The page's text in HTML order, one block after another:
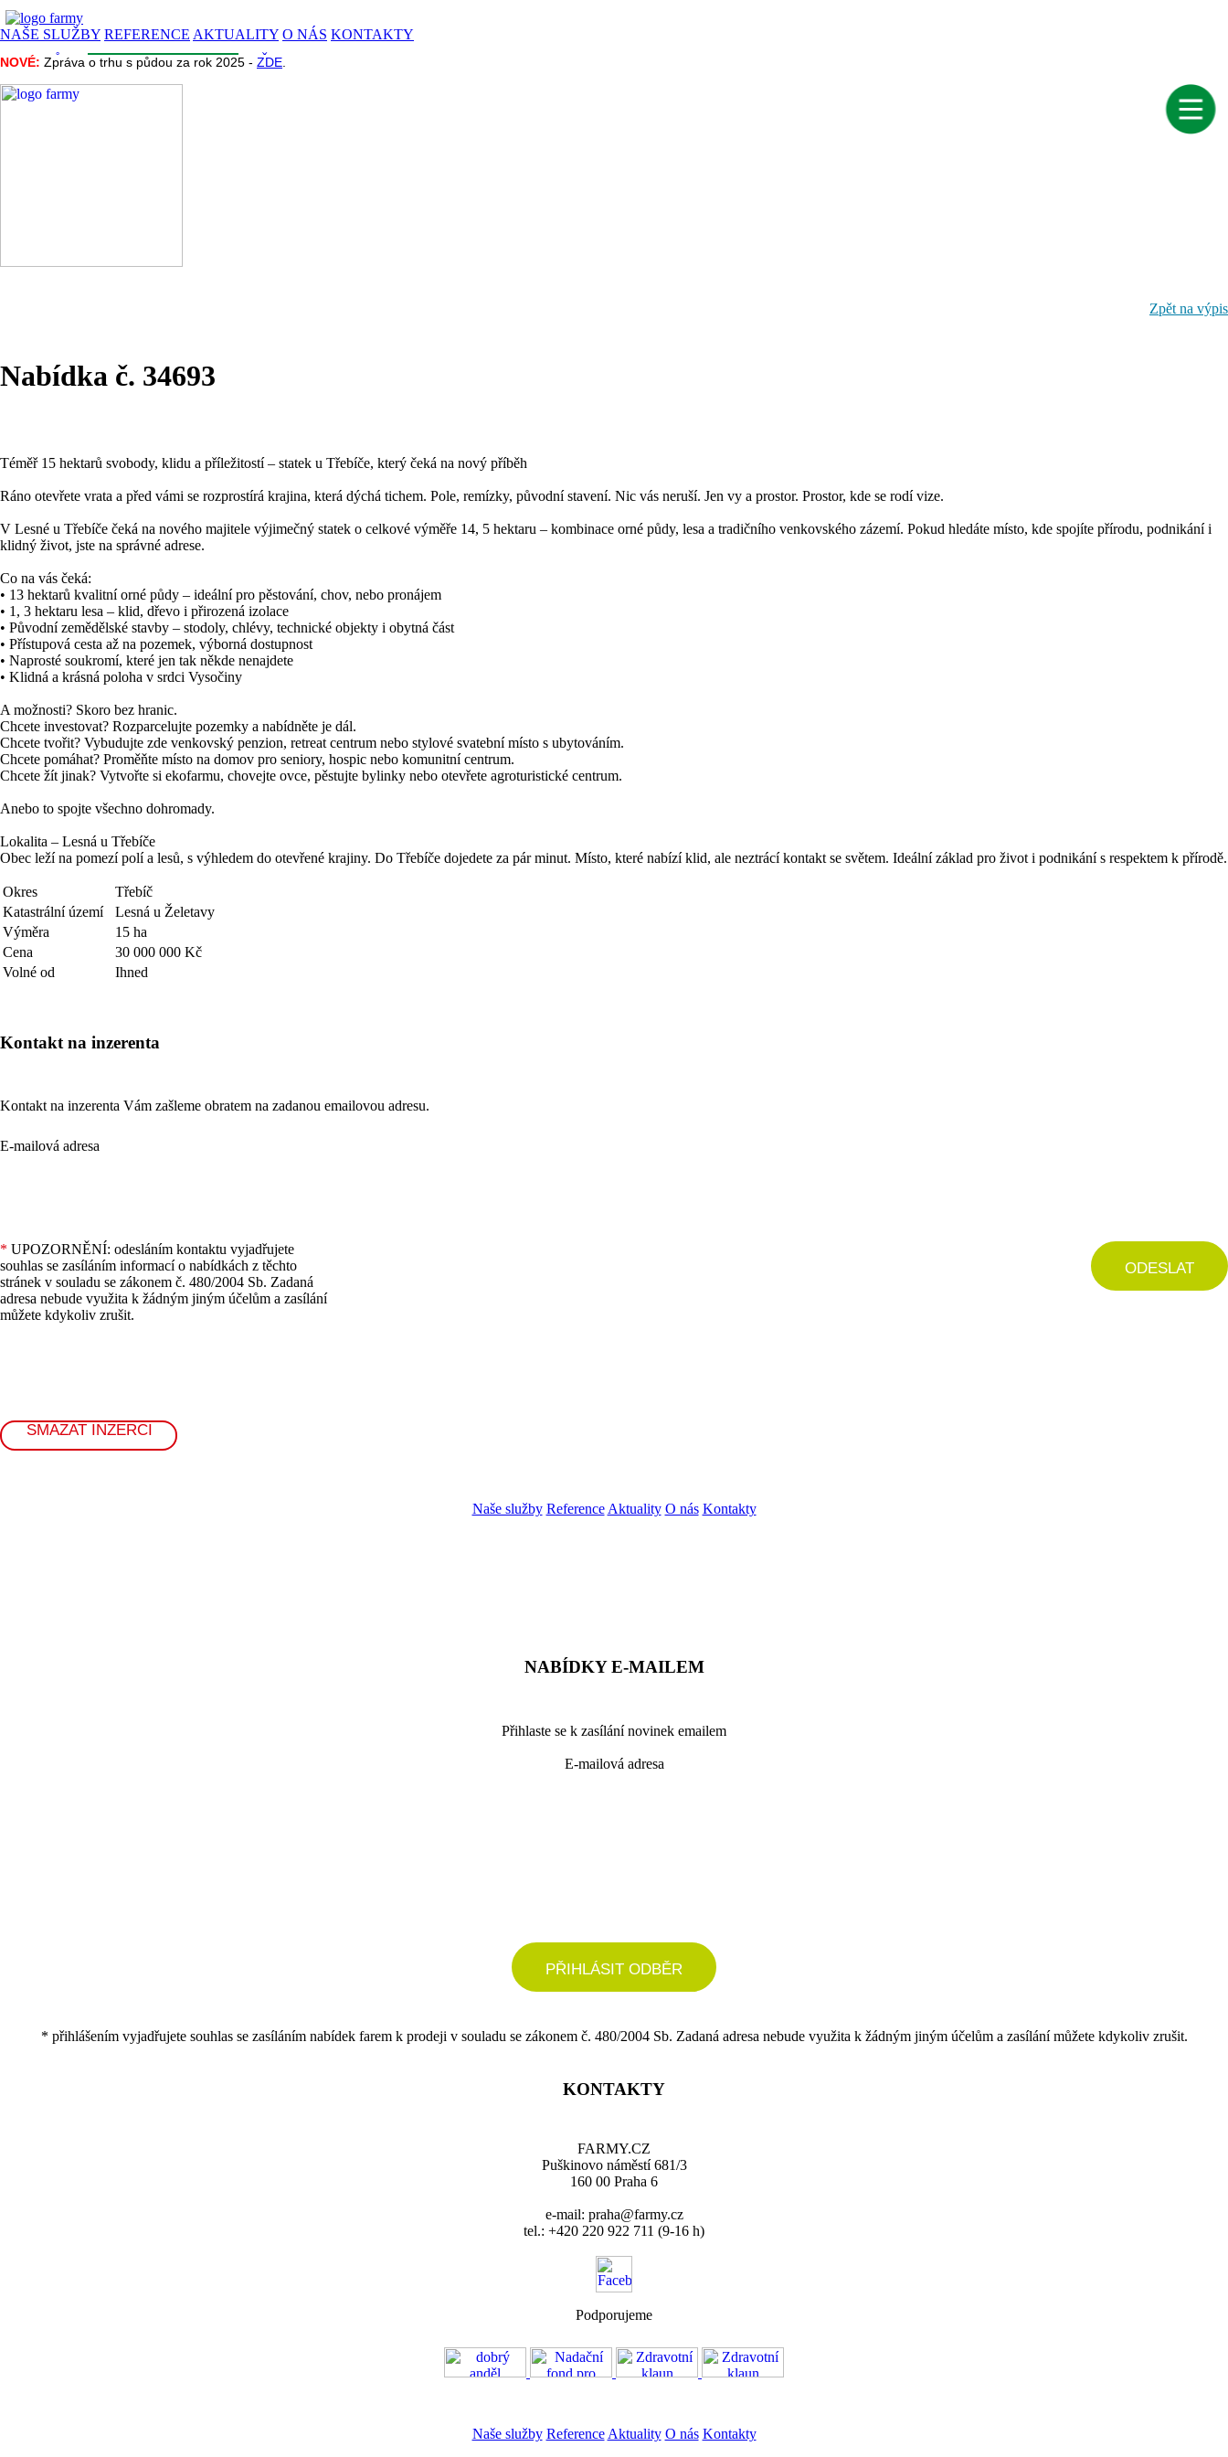
NAŠE SLUŽBY REFERENCE AKTUALITY O NÁS KONTAKTY
NOVÉ: Zpráva o trhu s půdou za rok 2025 - ZDE
CENA PŮDY INZERCEINFORMACENAŠE PROJEKTY
NOVÉ: Zpráva o trhu s půdou za rok 2025 - ZDE
Zpět na výpis
Nabídka č. 34693
Téměř 15 hektarů svobody, klidu a příležitostí – statek u Třebíče, který čeká na nový příběh
Ráno otevřete vrata a před vámi se rozprostírá krajina, která dýchá tichem. Pole, remízky, původní stavení. Nic vás neruší. Jen vy a prostor. Prostor, kde se rodí vize.
V Lesné u Třebíče čeká na nového majitele výjimečný statek o celkové výměře 14, 5 hektaru – kombinace orné půdy, lesa a tradičního venkovského zázemí. Pokud hledáte místo, kde spojíte přírodu, podnikání i
klidný život, jste na správné adrese.
Co na vás čeká:
• 13 hektarů kvalitní orné půdy – ideální pro pěstování, chov, nebo pronájem
• 1, 3 hektaru lesa – klid, dřevo i přirozená izolace
• Původní zemědělské stavby – stodoly, chlévy, technické objekty i obytná část
• Přístupová cesta až na pozemek, výborná dostupnost
• Naprosté soukromí, které jen tak někde nenajdete
• Klidná a krásná poloha v srdci Vysočiny
A možnosti? Skoro bez hranic.
Chcete investovat? Rozparcelujte pozemky a nabídněte je dál.
Chcete tvořit? Vybudujte zde venkovský penzion, retreat centrum nebo stylové svatební místo s ubytováním.
Chcete pomáhat? Proměňte místo na domov pro seniory, hospic nebo komunitní centrum.
Chcete žít jinak? Vytvořte si ekofarmu, chovejte ovce, pěstujte bylinky nebo otevřete agroturistické centrum.
Anebo to spojte všechno dohromady.
Lokalita – Lesná u Třebíče
Obec leží na pomezí polí a lesů, s výhledem do otevřené krajiny. Do Třebíče dojedete za pár minut. Místo, které nabízí klid, ale neztrácí kontakt se světem. Ideální základ pro život i podnikání s respektem k přírodě.
Okres
Třebíč
Katastrální území
Lesná u Želetavy
Výměra
15 ha
Cena
30 000 000 Kč
Volné od
Ihned
Kontakt na inzerenta
Kontakt na inzerenta Vám zašleme obratem na zadanou emailovou adresu.
E-mailová adresa
* UPOZORNĚNÍ: odesláním kontaktu vyjadřujete
souhlas se zasíláním informací o nabídkách z těchto
stránek v souladu se zákonem č. 480/2004 Sb. Zadaná
adresa nebude využita k žádným jiným účelům a zasílání
můžete kdykoliv zrušit.
ODESLAT
SMAZAT INZERCI
Naše služby Reference Aktuality O nás Kontakty
NABÍDKY E-MAILEM
Přihlaste se k zasílání novinek emailem
E-mailová adresa
PŘIHLÁSIT ODBĚR
* přihlášením vyjadřujete souhlas se zasíláním nabídek farem k prodeji v souladu se zákonem č. 480/2004 Sb. Zadaná adresa nebude využita k žádným jiným účelům a zasílání můžete kdykoliv zrušit.
KONTAKTY
FARMY.CZ
Puškinovo náměstí 681/3
160 00 Praha 6
e-mail: praha@farmy.cz
tel.: +420 220 922 711 (9-16 h)
Podporujeme
Naše služby Reference Aktuality O nás Kontakty